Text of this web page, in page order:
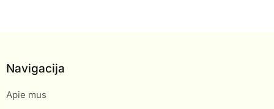
Navigacija
Apie mus